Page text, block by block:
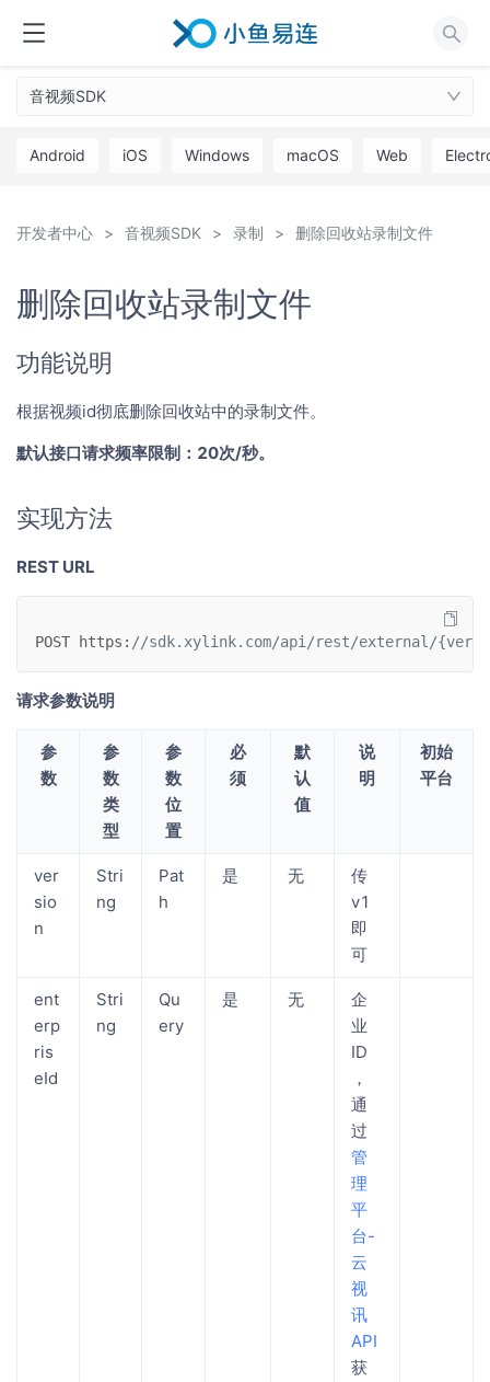
音视频SDK
Android iOS Windows macOS Web
开发者中心 音视频SDK 录制 删除回收站录制文件
删除回收站录制文件
功能说明
根据视频id彻底删除回收站中的录制文件。
默认接口请求频率限制：20次/秒。
实现方法
REST URL
POST https : //sdk.xylink.com/api/rest/external/
请求参数说明
参
数
参
数
类
型
参
数
位
置
必
须
默
认
值
说
明
初始
平台
ver
sio
n
Stri
ng
Pat
h
是 无
传
v1
即
可
ent
erp
ris
eId
Stri
ng
Qu
ery
是 无
企
业
ID
，
通
过​
管
理
平
台-
云
视
讯
API​
获